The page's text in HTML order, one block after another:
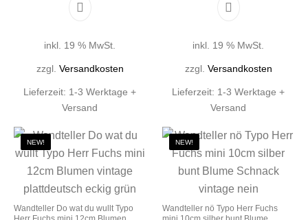
inkl. 19 % MwSt.
zzgl. Versandkosten
Lieferzeit: 1-3 Werktage +
Versand
inkl. 19 % MwSt.
zzgl. Versandkosten
Lieferzeit: 1-3 Werktage +
Versand
NEW!
Wandteller Do wat du wullt Typo
NEW!
Wandteller nö Typo Herr Fuchs